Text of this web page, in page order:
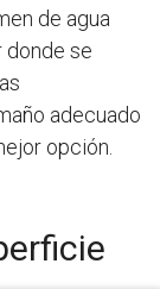
de agua
donde se
adecuado
opción.